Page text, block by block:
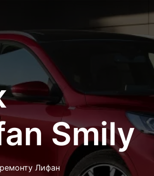
Smily
Лифан